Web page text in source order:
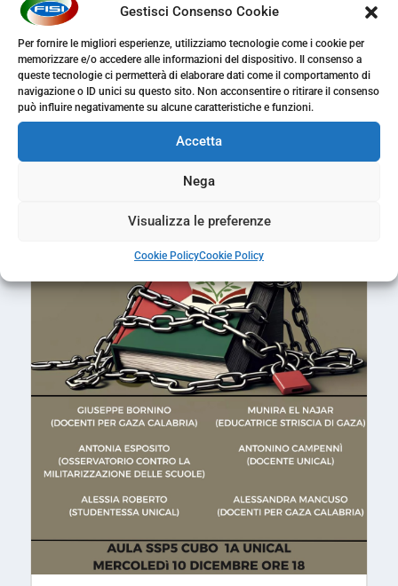
Gestisci Consenso Cookie
Per fornire le migliori esperienze, utilizziamo tecnologie come i cookie per
memorizzare e/o accedere alle informazioni del dispositivo. Il consenso a
queste tecnologie ci permetterà di elaborare dati come il comportamento di
navigazione o ID unici su questo sito. Non acconsentire o ritirare il consenso
può influire negativamente su alcune caratteristiche e funzioni.
Accetta
Nega
Visualizza le preferenze
Cookie PolicyCookie Policy
DITTATURA SANITARIA: FIACCOLATA PER
NON DIMENTICARE
Eventi